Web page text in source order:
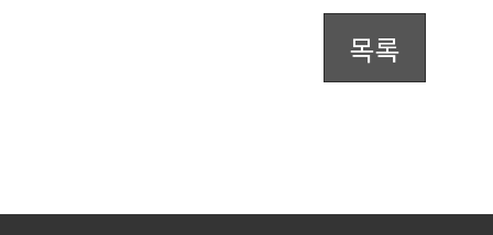
목록